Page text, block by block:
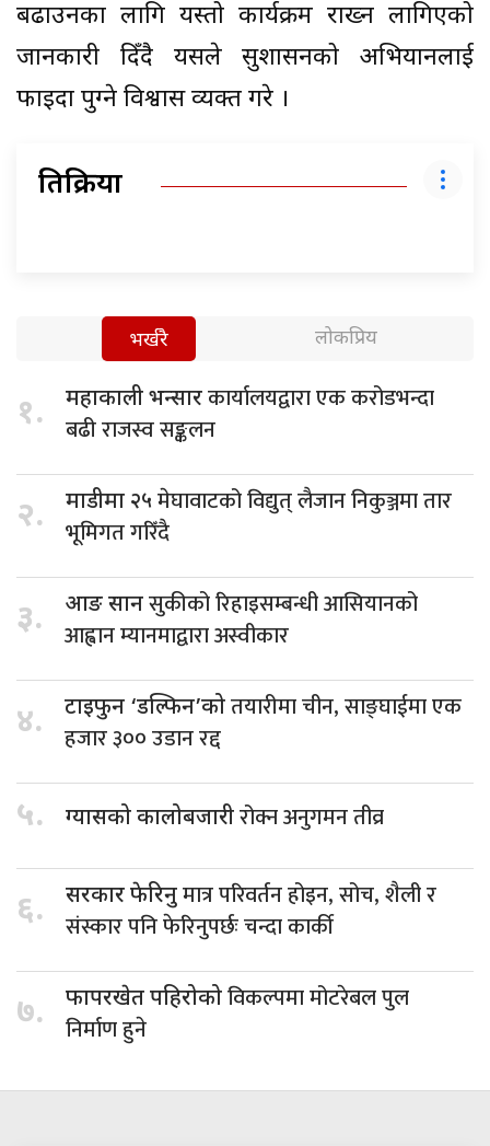
बढाउनका लागि यस्तो कार्यक्रम राख्न लागिएको
जानकारी दिँदै यसले सुशासनको अभियानलाई
फाइदा पुग्ने विश्वास व्यक्त गरे ।
प्रतिक्रिया
भर्खरै लोकप्रिय
१. महाकाली भन्सारकार्यालयद्वारा एक करोडभन्दा
बढी राजस्व सङ्कलन
२. माडीमा २५ मेघावाटको विद्युत् लैजान निकुञ्जमा तार
भूमिगत गरिँदै
३. आङ सानसुकीको रिहाइसम्बन्धी आसियानको
आह्वान म्यानमाद्वारा अस्वीकार
४. टाइफुन ‘डल्फिन’कोतयारीमा चीन, साङ्घाईमा एक
हजार ३०० उडान रद्द
५. ग्यासको कालोबजारीरोक्न अनुगमन तीव्र
६. सरकार फेरिनुमात्र परिवर्तन होइन, सोच, शैली र
संस्कार पनि फेरिनुपर्छः चन्दा कार्की
७. फापरखेत पहिरोकोविकल्पमा मोटरेबल पुल
निर्माण हुने